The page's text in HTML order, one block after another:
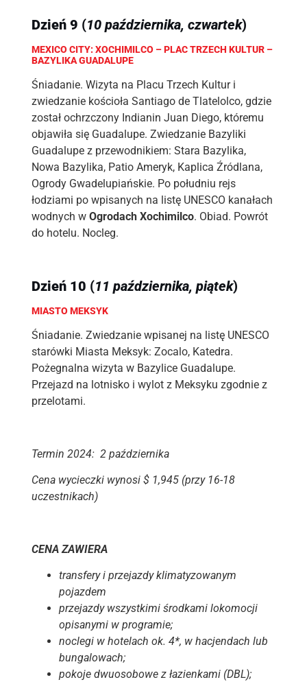
Dzień 9 (10 października, czwartek)
MEXICO CITY: XOCHIMILCO – PLAC TRZECH KULTUR –
BAZYLIKA GUADALUPE
Śniadanie. Wizyta na Placu Trzech Kultur i
zwiedzanie kościoła Santiago de Tlatelolco, gdzie
został ochrzczony Indianin Juan Diego, któremu
objawiła się Guadalupe. Zwiedzanie Bazyliki
Guadalupe z przewodnikiem: Stara Bazylika,
Nowa Bazylika, Patio Ameryk, Kaplica Źródlana,
Ogrody Gwadelupiańskie. Po południu rejs
łodziami po wpisanych na listę UNESCO kanałach
wodnych w Ogrodach Xochimilco. Obiad. Powrót
do hotelu. Nocleg.
Dzień 10 (11 października, piątek)
MIASTO MEKSYK
Śniadanie. Zwiedzanie wpisanej na listę UNESCO
starówki Miasta Meksyk: Zocalo, Katedra.
Pożegnalna wizyta w Bazylice Guadalupe.
Przejazd na lotnisko i wylot z Meksyku zgodnie z
przelotami.
Termin 2024: 2 października
Cena wycieczki wynosi $ 1,945 (przy 16-18
uczestnikach)
CENA ZAWIERA
transfery i przejazdy klimatyzowanym
pojazdem
przejazdy wszystkimi środkami lokomocji
opisanymi w programie;
noclegi w hotelach ok. 4*, w hacjendach lub
bungalowach;
pokoje dwuosobowe z łazienkami (DBL);